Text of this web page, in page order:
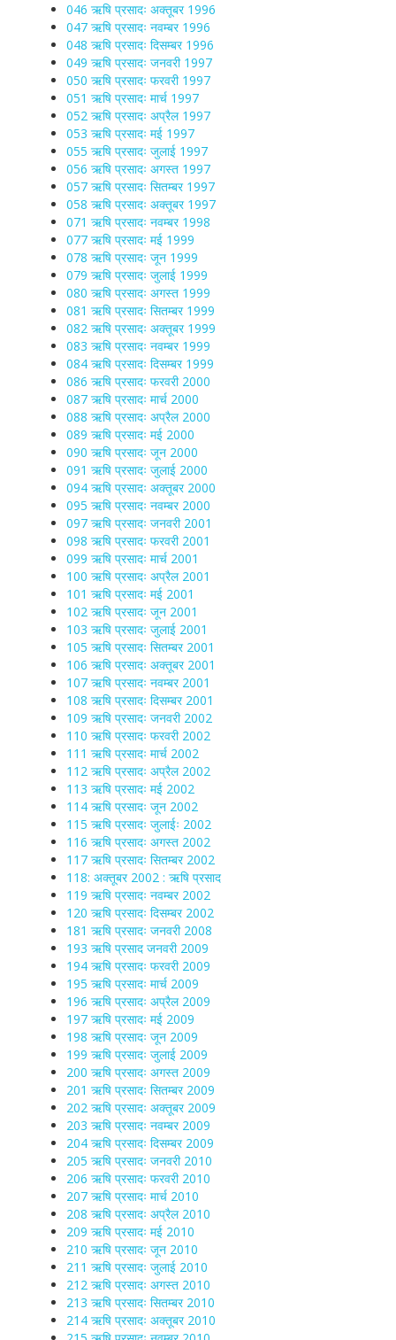
046 ऋषि प्रसादः अक्तूबर 1996
047 ऋषि प्रसादः नवम्बर 1996
048 ऋषि प्रसादः दिसम्बर 1996
049 ऋषि प्रसादः जनवरी 1997
050 ऋषि प्रसादः फरवरी 1997
051 ऋषि प्रसादः मार्च 1997
052 ऋषि प्रसादः अप्रैल 1997
053 ऋषि प्रसादः मई 1997
055 ऋषि प्रसादः जुलाई 1997
056 ऋषि प्रसादः अगस्त 1997
057 ऋषि प्रसादः सितम्बर 1997
058 ऋषि प्रसादः अक्तूबर 1997
071 ऋषि प्रसादः नवम्बर 1998
077 ऋषि प्रसादः मई 1999
078 ऋषि प्रसादः जून 1999
079 ऋषि प्रसादः जुलाई 1999
080 ऋषि प्रसादः अगस्त 1999
081 ऋषि प्रसादः सितम्बर 1999
082 ऋषि प्रसादः अक्तूबर 1999
083 ऋषि प्रसादः नवम्बर 1999
084 ऋषि प्रसादः दिसम्बर 1999
086 ऋषि प्रसादः फरवरी 2000
087 ऋषि प्रसादः मार्च 2000
088 ऋषि प्रसादः अप्रैल 2000
089 ऋषि प्रसादः मई 2000
090 ऋषि प्रसादः जून 2000
091 ऋषि प्रसादः जुलाई 2000
094 ऋषि प्रसादः अक्तूबर 2000
095 ऋषि प्रसादः नवम्बर 2000
097 ऋषि प्रसादः जनवरी 2001
098 ऋषि प्रसादः फरवरी 2001
099 ऋषि प्रसादः मार्च 2001
100 ऋषि प्रसादः अप्रैल 2001
101 ऋषि प्रसादः मई 2001
102 ऋषि प्रसादः जून 2001
103 ऋषि प्रसादः जुलाई 2001
105 ऋषि प्रसादः सितम्बर 2001
106 ऋषि प्रसादः अक्तूबर 2001
107 ऋषि प्रसादः नवम्बर 2001
108 ऋषि प्रसादः दिसम्बर 2001
109 ऋषि प्रसादः जनवरी 2002
110 ऋषि प्रसादः फरवरी 2002
111 ऋषि प्रसादः मार्च 2002
112 ऋषि प्रसादः अप्रैल 2002
113 ऋषि प्रसादः मई 2002
114 ऋषि प्रसादः जून 2002
115 ऋषि प्रसादः जुलाईः 2002
116 ऋषि प्रसादः अगस्त 2002
117 ऋषि प्रसादः सितम्बर 2002
118: अक्तूबर 2002 : ऋषि प्रसाद
119 ऋषि प्रसादः नवम्बर 2002
120 ऋषि प्रसादः दिसम्बर 2002
181 ऋषि प्रसादः जनवरी 2008
193 ऋषि प्रसाद जनवरी 2009
194 ऋषि प्रसादः फरवरी 2009
195 ऋषि प्रसादः मार्च 2009
196 ऋषि प्रसादः अप्रैल 2009
197 ऋषि प्रसादः मई 2009
198 ऋषि प्रसादः जून 2009
199 ऋषि प्रसादः जुलाई 2009
200 ऋषि प्रसादः अगस्त 2009
201 ऋषि प्रसादः सितम्बर 2009
202 ऋषि प्रसादः अक्तूबर 2009
203 ऋषि प्रसादः नवम्बर 2009
204 ऋषि प्रसादः दिसम्बर 2009
205 ऋषि प्रसादः जनवरी 2010
206 ऋषि प्रसादः फरवरी 2010
207 ऋषि प्रसादः मार्च 2010
208 ऋषि प्रसादः अप्रैल 2010
209 ऋषि प्रसादः मई 2010
210 ऋषि प्रसादः जून 2010
211 ऋषि प्रसादः जुलाई 2010
212 ऋषि प्रसादः अगस्त 2010
213 ऋषि प्रसादः सितम्बर 2010
214 ऋषि प्रसादः अक्तूबर 2010